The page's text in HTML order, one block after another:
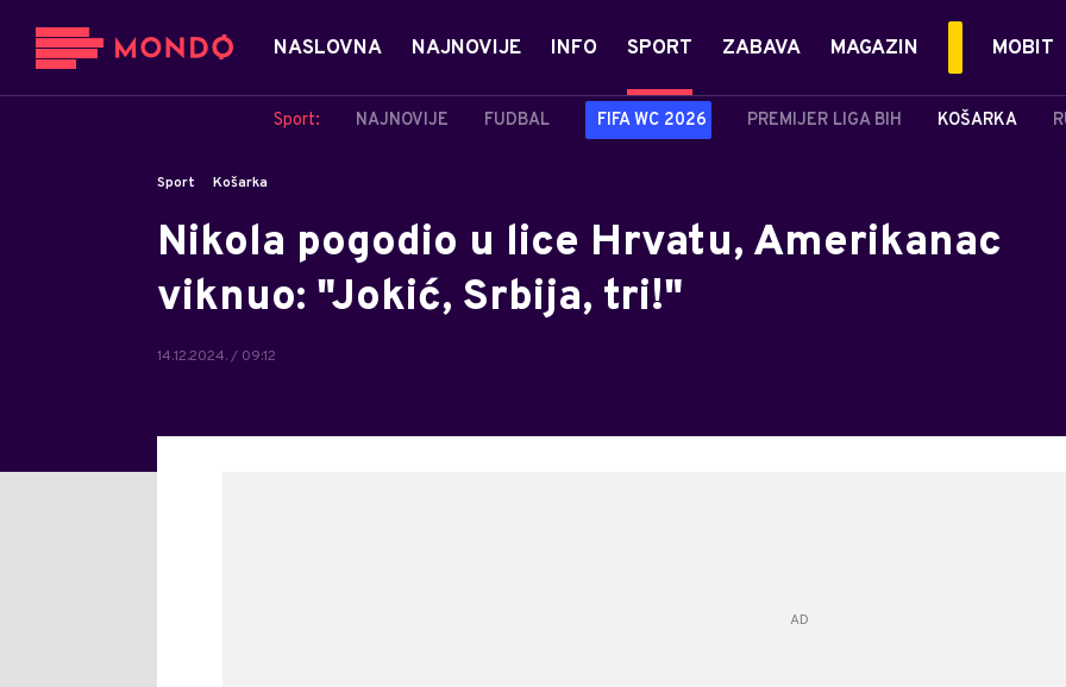
NASLOVNA NAJNOVIJE INFO SPORT
Sport: NAJNOVIJE FUDBAL FIFA WC 2026 PREMIJER LIGA BIH KOŠARKA
ZABAVA MAGAZIN MOBIT
Sport Košarka
Nikola pogodio u lice Hrvatu, Amerikanac
viknuo: "Jokić, Srbija, tri!"
14.12.2024. / 09:12